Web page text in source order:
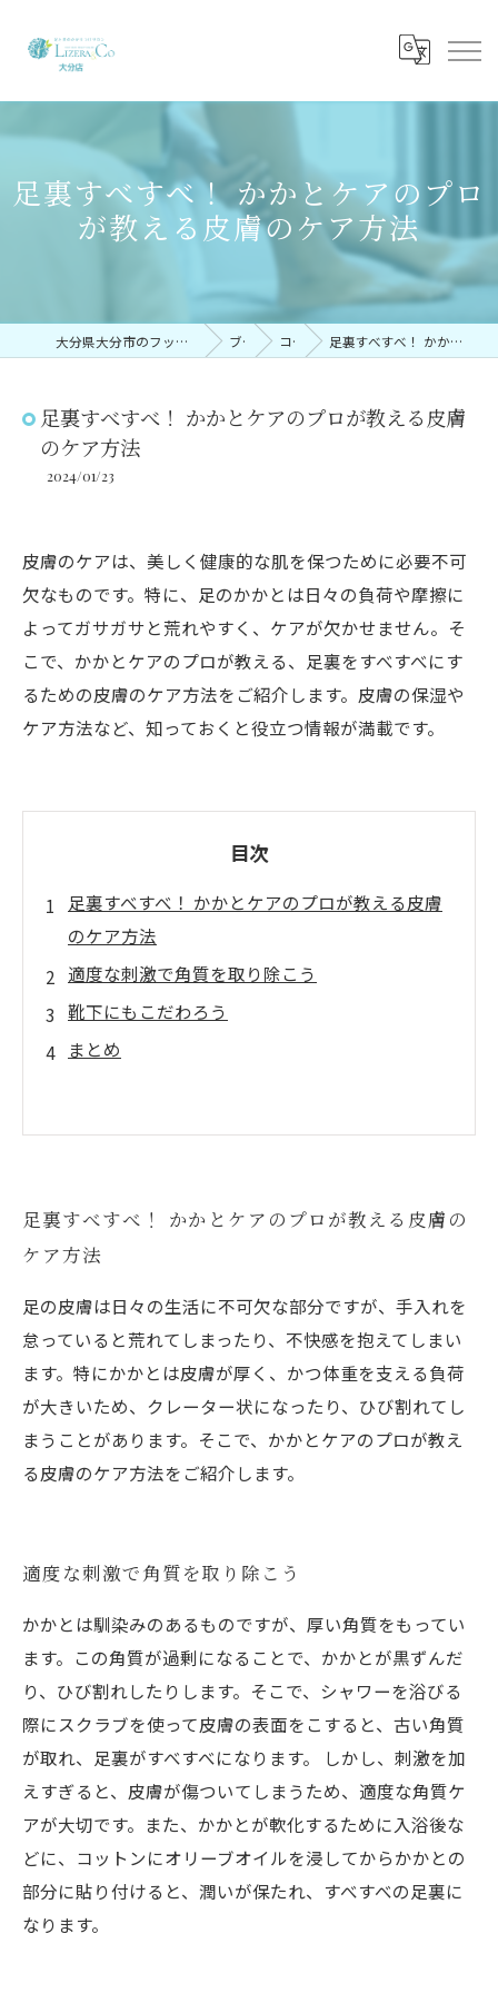
足裏すべすべ！ かかとケアのプロ
が教える皮膚のケア方法
大分県大分市のフットケアならリゼラアンドコー大分店 ブログ コラム 足裏すべすべ！ かかとケアのプロが教える皮膚のケア方法
足裏すべすべ！ かかとケアのプロが教える皮膚
のケア方法
2024/01/23
皮膚のケアは、美しく健康的な肌を保つために必要不可
欠なものです。特に、足のかかとは日々の負荷や摩擦に
よってガサガサと荒れやすく、ケアが欠かせません。そ
こで、かかとケアのプロが教える、足裏をすべすべにす
るための皮膚のケア方法をご紹介します。皮膚の保湿や
ケア方法など、知っておくと役立つ情報が満載です。
目次
足裏すべすべ！ かかとケアのプロが教える皮膚
のケア方法
適度な刺激で角質を取り除こう
靴下にもこだわろう
まとめ
足裏すべすべ！ かかとケアのプロが教える皮膚の
ケア方法
足の皮膚は日々の生活に不可欠な部分ですが、手入れを
怠っていると荒れてしまったり、不快感を抱えてしまい
ます。特にかかとは皮膚が厚く、かつ体重を支える負荷
が大きいため、クレーター状になったり、ひび割れてし
まうことがあります。そこで、かかとケアのプロが教え
る皮膚のケア方法をご紹介します。
適度な刺激で角質を取り除こう
かかとは馴染みのあるものですが、厚い角質をもってい
ます。この角質が過剰になることで、かかとが黒ずんだ
り、ひび割れしたりします。そこで、シャワーを浴びる
際にスクラブを使って皮膚の表面をこすると、古い角質
が取れ、足裏がすべすべになります。 しかし、刺激を加
えすぎると、皮膚が傷ついてしまうため、適度な角質ケ
アが大切です。また、かかとが軟化するために入浴後な
どに、コットンにオリーブオイルを浸してからかかとの
部分に貼り付けると、潤いが保たれ、すべすべの足裏に
なります。